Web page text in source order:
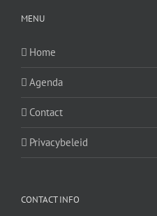
MENU
Home
Agenda
Contact
Privacybeleid
CONTACT INFO